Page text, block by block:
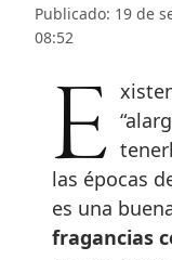
Publicado: 19 de
08:52
Existen diferentes formas de
las épocas
es una
fragancias